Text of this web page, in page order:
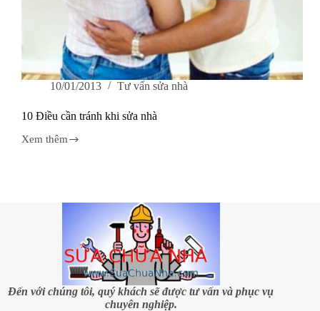
10/01/2013 Tư vấn sửa nhà
10 Điều cần tránh khi sửa nhà
Xem thêm
10
Đến với chúng tôi, quý khách sẽ được tư vấn và phục vụ
chuyên nghiệp.